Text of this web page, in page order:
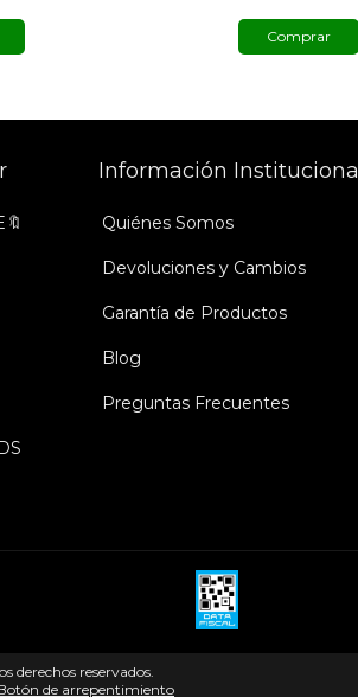
Comprar
Información Institucional
Quiénes Somos
Devoluciones y Cambios
Garantía de Productos
Blog
Preguntas Frecuentes
derechos reservados.
de arrepentimiento